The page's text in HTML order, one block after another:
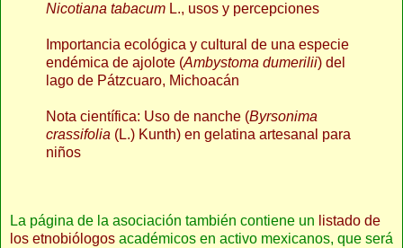
Nicotiana tabacum L., usos y percepciones
Importancia ecológica y cultural de una especie
endémica de ajolote (Ambystoma dumerilii) del
lago de Pátzcuaro, Michoacán
Nota científica: Uso de nanche (Byrsonima
crassifolia (L.) Kunth) en gelatina artesanal para
niños
La página de la asociación también contiene un listado de
los etnobiólogos académicos en activo mexicanos, que será